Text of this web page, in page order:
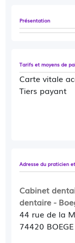
Présentation
Tarifs et moyens de
Carte vitale
Tiers payant
Adresse du praticien
Cabinet
dentaire -
44 rue de la
74420 BOEGE